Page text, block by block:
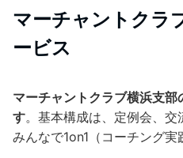
マーチャントクラ
ービス
マーチャントクラブ横浜支
す。基本構成は、定例会、交
みんなで1on1（コーチング実